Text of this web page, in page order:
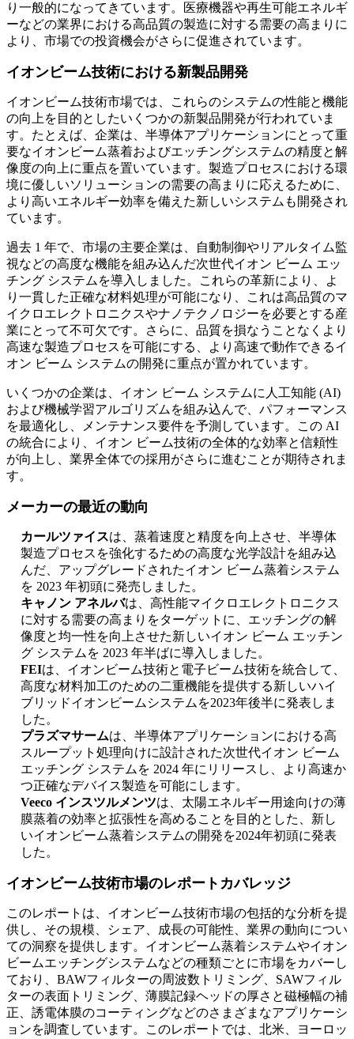
り一般的になってきています。医療機器や再生可能エネルギ
ーなどの業界における高品質の製造に対する需要の高まりに
より、市場での投資機会がさらに促進されています。
イオンビーム技術における新製品開発
イオンビーム技術市場では、これらのシステムの性能と機能
の向上を目的としたいくつかの新製品開発が行われていま
す。たとえば、企業は、半導体アプリケーションにとって重
要なイオンビーム蒸着およびエッチングシステムの精度と解
像度の向上に重点を置いています。製造プロセスにおける環
境に優しいソリューションの需要の高まりに応えるために、
より高いエネルギー効率を備えた新しいシステムも開発され
ています。
過去 1 年で、市場の主要企業は、自動制御やリアルタイム監
視などの高度な機能を組み込んだ次世代イオン ビーム エッ
チング システムを導入しました。これらの革新により、よ
り一貫した正確な材料処理が可能になり、これは高品質のマ
イクロエレクトロニクスやナノテクノロジーを必要とする産
業にとって不可欠です。さらに、品質を損なうことなくより
高速な製造プロセスを可能にする、より高速で動作できるイ
オン ビーム システムの開発に重点が置かれています。
いくつかの企業は、イオン ビーム システムに人工知能 (AI)
および機械学習アルゴリズムを組み込んで、パフォーマンス
を最適化し、メンテナンス要件を予測しています。この AI
の統合により、イオン ビーム技術の全体的な効率と信頼性
が向上し、業界全体での採用がさらに進むことが期待されま
す。
メーカーの最近の動向
カールツァイスは、蒸着速度と精度を向上させ、半導体
製造プロセスを強化するための高度な光学設計を組み込
んだ、アップグレードされたイオン ビーム蒸着システム
を 2023 年初頭に発売しました。
キャノン アネルバは、高性能マイクロエレクトロニクス
に対する需要の高まりをターゲットに、エッチングの解
像度と均一性を向上させた新しいイオン ビーム エッチン
グ システムを 2023 年半ばに導入しました。
FEIは、イオンビーム技術と電子ビーム技術を統合して、
高度な材料加工のための二重機能を提供する新しいハイ
ブリッドイオンビームシステムを2023年後半に発表しま
した。
プラズマサームは、半導体アプリケーションにおける高
スループット処理向けに設計された次世代イオン ビーム
エッチング システムを 2024 年にリリースし、より高速か
つ正確なデバイス製造を可能にします。
Veeco インスツルメンツは、太陽エネルギー用途向けの薄
膜蒸着の効率と拡張性を高めることを目的とした、新し
いイオンビーム蒸着システムの開発を2024年初頭に発表
した。
イオンビーム技術市場のレポートカバレッジ
このレポートは、イオンビーム技術市場の包括的な分析を提
供し、その規模、シェア、成長の可能性、業界の動向につい
ての洞察を提供します。イオンビーム蒸着システムやイオン
ビームエッチングシステムなどの種類ごとに市場をカバーし
ており、BAWフィルターの周波数トリミング、SAWフィル
ターの表面トリミング、薄膜記録ヘッドの厚さと磁極幅の補
正、誘電体膜のコーティングなどのさまざまなアプリケーシ
ョンを調査しています。このレポートでは、北米、ヨーロッ